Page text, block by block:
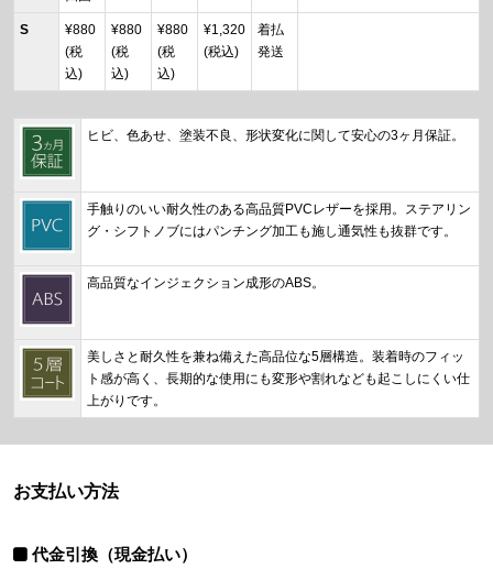
S
¥880
(税
込)
¥880
(税
込)
¥880
(税
込)
¥1,320
(税込)
着払
発送
ヒビ、色あせ、塗装不良、形状変化に関して安心の3ヶ月保証。
手触りのいい耐久性のある高品質PVCレザーを採用。ステアリン
グ・シフトノブにはパンチング加工も施し通気性も抜群です。
高品質なインジェクション成形のABS。
美しさと耐久性を兼ね備えた高品位な5層構造。装着時のフィッ
ト感が高く、長期的な使用にも変形や割れなども起こしにくい仕
上がりです。
お支払い方法
代金引換（現金払い）